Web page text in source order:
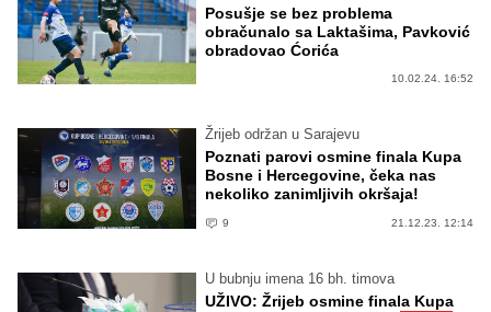
Posušje se bez problema
obračunalo sa Laktašima, Pavković
obradovao Ćorića
10.02.24. 16:52
Žrijeb održan u Sarajevu
Poznati parovi osmine finala Kupa
Bosne i Hercegovine, čeka nas
nekoliko zanimljivih okršaja!
9 21.12.23. 12:14
U bubnju imena 16 bh. timova
UŽIVO: Žrijeb osmine finala Kupa